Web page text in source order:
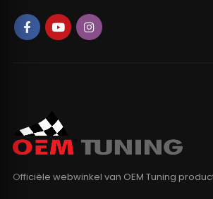
Officiële webwinkel van OEM Tuning